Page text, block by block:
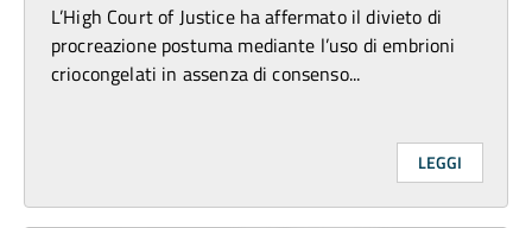
L’High Court of Justice ha affermato il divieto di
procreazione postuma mediante l’uso di embrioni
criocongelati in assenza di consenso...
LEGGI